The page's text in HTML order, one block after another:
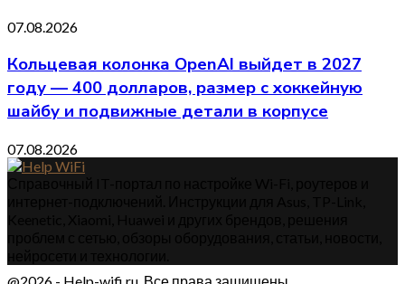
07.08.2026
Кольцевая колонка OpenAI выйдет в 2027
году — 400 долларов, размер с хоккейную
шайбу и подвижные детали в корпусе
07.08.2026
@2026 - Help-wifi.ru. Все права защищены.